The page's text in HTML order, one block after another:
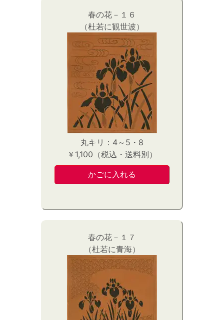
春の花－１６
（杜若に観世波）
丸キリ：4～5・8
￥1,100（税込・送料別）
春の花－１７
（杜若に青海）